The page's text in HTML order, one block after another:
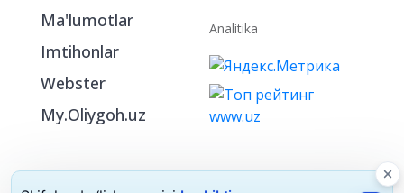
Ma'lumotlar
Imtihonlar
Webster
My.Oliygoh.uz
Analitika